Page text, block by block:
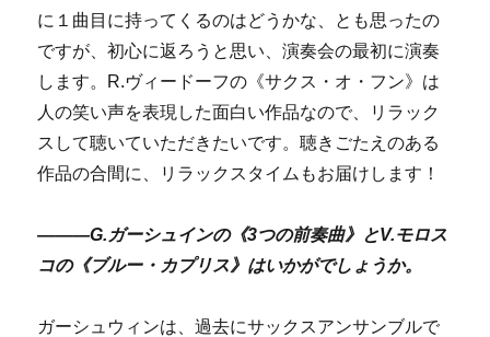
に１曲目に持ってくるのはどうかな、とも思ったの
ですが、初心に返ろうと思い、演奏会の最初に演奏
します。R.ヴィードーフの《サクス・オ・フン》は
人の笑い声を表現した面白い作品なので、リラック
スして聴いていただきたいです。聴きごたえのある
作品の合間に、リラックスタイムもお届けします！
―――G.ガーシュインの《3つの前奏曲》とV.モロス
コの《ブルー・カプリス》はいかがでしょうか。
ガーシュウィンは、過去にサックスアンサンブルで